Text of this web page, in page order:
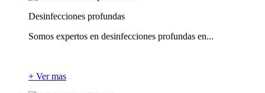
Desinfecciones profundas
Somos expertos en desinfecciones profundas en...
+ Ver mas